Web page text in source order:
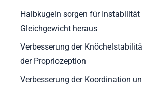
Halbkugeln sorgen für
Gleichgewicht heraus
Verbesserung der
der Propriozeption
Verbesserung der Koordination